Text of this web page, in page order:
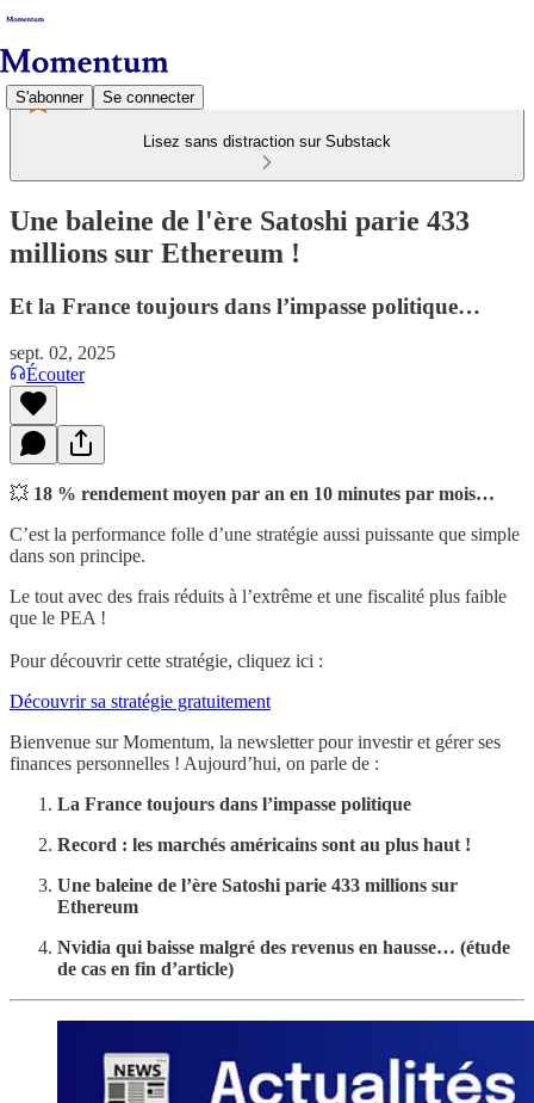
S'abonner Se connecter
Lisez sans distraction sur Substack
Une baleine de l'ère Satoshi parie 433
millions sur Ethereum !
Et la France toujours dans l’impasse politique…
sept. 02, 2025
Écouter
💥 18 % rendement moyen par an en 10 minutes par mois…
C’est la performance folle d’une stratégie aussi puissante que simple
dans son principe.
Le tout avec des frais réduits à l’extrême et une fiscalité plus faible
que le PEA !
Pour découvrir cette stratégie, cliquez ici :
Découvrir sa stratégie gratuitement
Bienvenue sur Momentum, la newsletter pour investir et gérer ses
finances personnelles ! Aujourd’hui, on parle de :
La France toujours dans l’impasse politique
Record : les marchés américains sont au plus haut !
Une baleine de l’ère Satoshi parie 433 millions sur
Ethereum
Nvidia qui baisse malgré des revenus en hausse… (étude
de cas en fin d’article)